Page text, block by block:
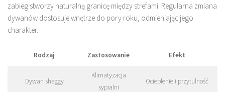
zabieg stworzy naturalną granicę między strefami. Regularna zmiana
dywanów dostosuje wnętrze do pory roku, odmieniając jego
charakter.
Rodzaj Zastosowanie Efekt
Dywan shaggy
Klimatyzacja
sypialni
Ocieplenie i przytulność